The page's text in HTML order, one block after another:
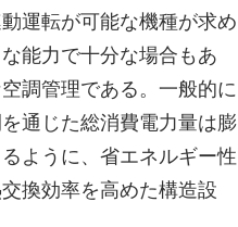
運転が可能な機種が求め
能力で十分な場合もあ
調管理である。一般的に
通じた総消費電力量は膨
ように、省エネルギー性
換効率を高めた構造設